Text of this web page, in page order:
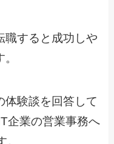
職すると成功しや
体験談を回答して
企業の営業事務へ